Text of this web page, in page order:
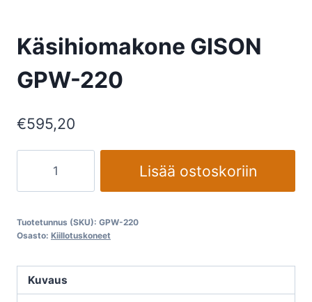
Käsihiomakone GISON
GPW-220
€595,20
GPW-
määrä
Lisää ostoskoriin
Tuotetunnus (SKU): GPW-220
Osasto: Kiillotuskoneet
Kuvaus